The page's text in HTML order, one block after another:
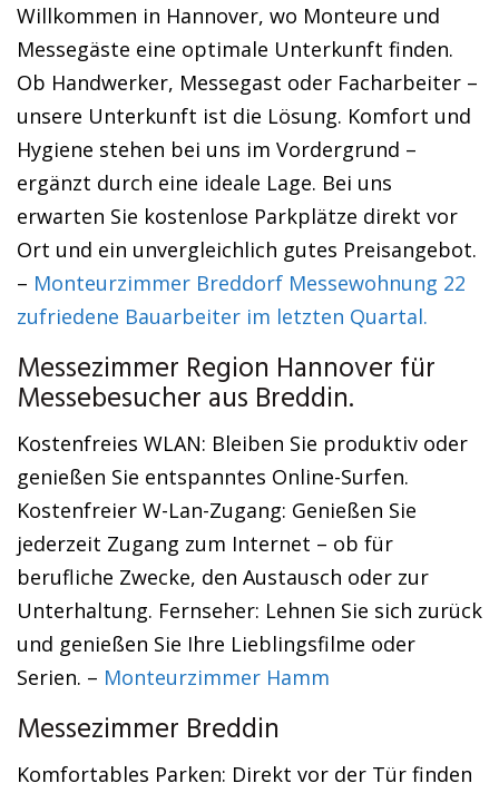
Willkommen in Hannover, wo Monteure und
Messegäste eine optimale Unterkunft finden.
Ob Handwerker, Messegast oder Facharbeiter –
unsere Unterkunft ist die Lösung. Komfort und
Hygiene stehen bei uns im Vordergrund –
ergänzt durch eine ideale Lage. Bei uns
erwarten Sie kostenlose Parkplätze direkt vor
Ort und ein unvergleichlich gutes Preisangebot.
– Monteurzimmer Breddorf Messewohnung 22
zufriedene Bauarbeiter im letzten Quartal.
Messezimmer Region Hannover für
Messebesucher aus Breddin.
Kostenfreies WLAN: Bleiben Sie produktiv oder
genießen Sie entspanntes Online-Surfen.
Kostenfreier W-Lan-Zugang: Genießen Sie
jederzeit Zugang zum Internet – ob für
berufliche Zwecke, den Austausch oder zur
Unterhaltung. Fernseher: Lehnen Sie sich zurück
und genießen Sie Ihre Lieblingsfilme oder
Serien. – Monteurzimmer Hamm
Messezimmer Breddin
Komfortables Parken: Direkt vor der Tür finden